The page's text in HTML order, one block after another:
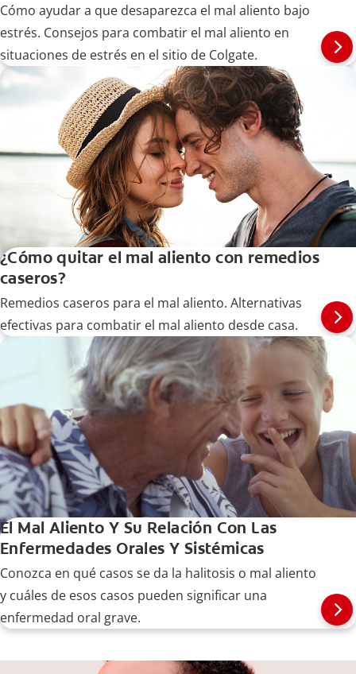
Cómo ayudar a que desaparezca el mal aliento bajo
estrés. Consejos para combatir el mal aliento en
situaciones de estrés en el sitio de Colgate.
¿Cómo quitar el mal aliento con remedios
caseros?
Remedios caseros para el mal aliento. Alternativas
efectivas para combatir el mal aliento desde casa.
El Mal Aliento Y Su Relación Con Las
Enfermedades Orales Y Sistémicas
Conozca en qué casos se da la halitosis o mal aliento
y cuáles de esos casos pueden significar una
enfermedad oral grave.